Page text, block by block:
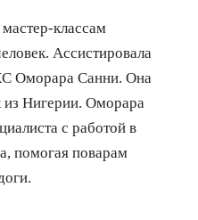
классам
Ассистировала
Оморара Санни. Она
из Нигерии. Оморара
с работой в
помогая поварам